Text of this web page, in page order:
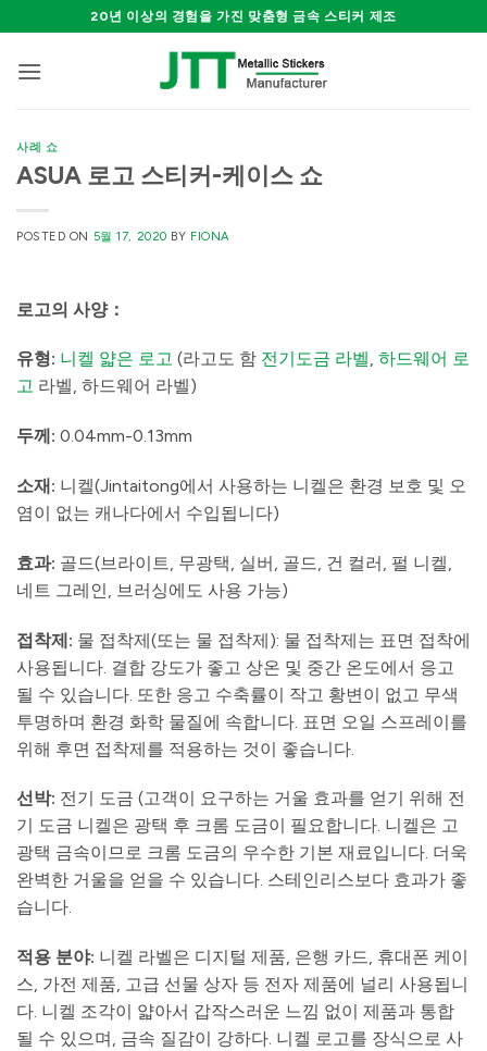
to
content
20년 이상의 경험을 가진 맞춤형 금속 스티커 제조
사례 쇼
ASUA 로고 스티커-케이스 쇼
POSTED ON 5월 17, 2020 BY FIONA
로고의 사양：
유형: 니켈 얇은 로고 (라고도 함 전기도금 라벨, 하드웨어 로
고 라벨, 하드웨어 라벨)
두께: 0.04mm-0.13mm
소재: 니켈(Jintaitong에서 사용하는 니켈은 환경 보호 및 오
염이 없는 캐나다에서 수입됩니다)
효과: 골드(브라이트, 무광택, 실버, 골드, 건 컬러, 펄 니켈,
네트 그레인, 브러싱에도 사용 가능)
접착제: 물 접착제(또는 물 접착제): 물 접착제는 표면 접착에
사용됩니다. 결합 강도가 좋고 상온 및 중간 온도에서 응고
될 수 있습니다. 또한 응고 수축률이 작고 황변이 없고 무색
투명하며 환경 화학 물질에 속합니다. 표면 오일 스프레이를
위해 후면 접착제를 적용하는 것이 좋습니다.
선박: 전기 도금 (고객이 요구하는 거울 효과를 얻기 위해 전
기 도금 니켈은 광택 후 크롬 도금이 필요합니다. 니켈은 고
광택 금속이므로 크롬 도금의 우수한 기본 재료입니다. 더욱
완벽한 거울을 얻을 수 있습니다. 스테인리스보다 효과가 좋
습니다.
적용 분야: 니켈 라벨은 디지털 제품, 은행 카드, 휴대폰 케이
스, 가전 제품, 고급 선물 상자 등 전자 제품에 널리 사용됩니
다. 니켈 조각이 얇아서 갑작스러운 느낌 없이 제품과 통합
될 수 있으며, 금속 질감이 강하다. 니켈 로고를 장식으로 사